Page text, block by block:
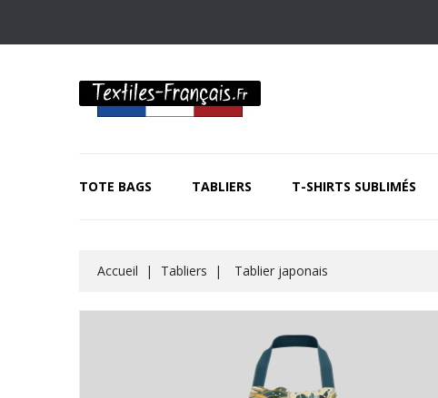
TOTE BAGS TABLIERS T-SHIRTS SUBLIMÉS
Accueil Tabliers Tablier japonais